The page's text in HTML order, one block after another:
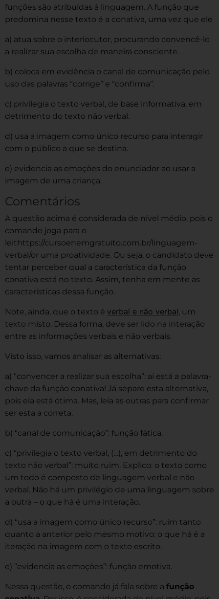
funções são atribuídas à linguagem. A função que
predomina nesse texto é a conativa, uma vez que ele
a) atua sobre o interlocutor, procurando convencê-lo
a realizar sua escolha de maneira consciente.
b) coloca em evidência o canal de comunicação pelo
uso das palavras “corrige” e “confirma”.
c) privilegia o texto verbal, de base informativa, em
detrimento do texto não verbal.
d) usa a imagem como único recurso para interagir
com o público a que se destina.
e) evidencia as emoções do enunciador ao usar a
imagem de uma criança.
Comentários
A questão acima é considerada de nível médio, pois o
comando joga para o
leithttps://cursoenemgratuito.com.br/linguagem-
verbal/or uma proatividade. Ou seja, o candidato deve
tentar perceber qual a característica da função
conativa está no texto. Assim, tenha em mente as
características dessa função.
Note, ainda, que o texto é verbal e não verbal, um
texto misto. Dessa forma, deve ser lido na interação
entre as informações verbais e não verbais.
Visto isso, vamos analisar as alternativas:
a) “convencer a realizar sua escolha”: aí está a palavra-
chave da função conativa! Já separe esta alternativa,
pois ela está ótima. Mas, leia as outras para confirmar
ser esta a correta.
b) “canal de comunicação”: função fática.
c) “privilegia o texto verbal, (…), em detrimento do
texto não verbal”: muito ruim. Explico: o texto como
um todo é composto de linguagem verbal e não
verbal. Não há um privilégio de uma linguagem sobre
a outra – o que há é uma interação.
d) “usa a imagem como único recurso”: ruim tanto
quanto a anterior pelo mesmo motivo: o que há é a
iteração na imagem com o texto escrito.
e) “evidencia as emoções”: função emotiva.
Nessa questão, o comando já fala sobre a função